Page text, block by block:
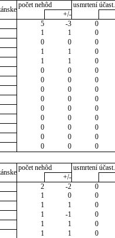
počet nehôd usmrtení účast.
+/-
5 -3 0
1 1 0
0 0 0
1 1 0
1 1 0
0 0 0
0 0 0
0 0 0
0 0 0
0 0 0
0 0 0
0 0 0
0 0 0
0 0 0
počet nehôd usmrtení účast.
+/-
2 -2 0
1 0 0
1 1 0
1 -1 0
1 1 0
1 1 0